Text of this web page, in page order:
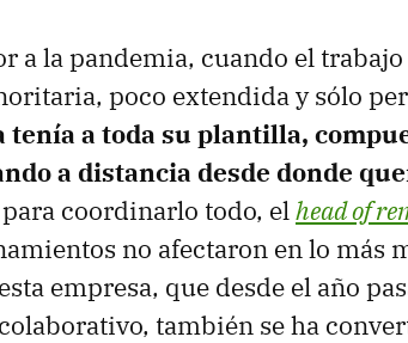
a la pandemia, cuando el
poco extendida y sólo
tenía a toda su plantilla,
a distancia desde donde
coordinarlo todo, elhead of
no afectaron en lo más
empresa, que desde el año
también se ha